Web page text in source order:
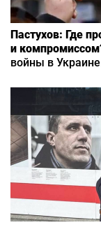
Пастухов: Где
и
войны в